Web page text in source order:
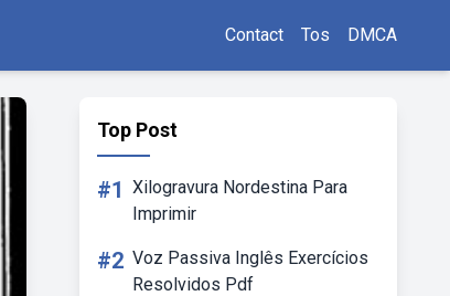
Contact Tos DMCA
Top Post
#1 Xilogravura Nordestina Para
Imprimir
#2 Voz Passiva Inglês Exercícios
Resolvidos Pdf